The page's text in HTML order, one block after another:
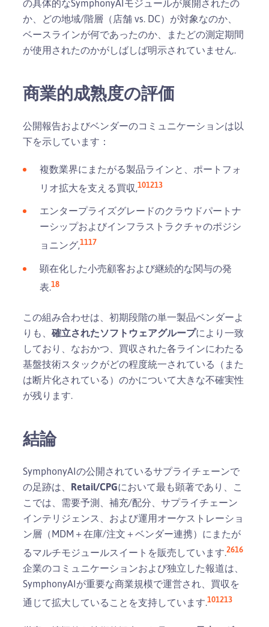
の具体的なSymphonyAIモジュールが展開されたの
か、どの地域/階層（店舗 vs. DC）が対象なのか、
ベースラインが何であったのか、またどの測定期間
が使用されたのかがしばしば明示されていません.
商業的成熟度の評価
公開報告およびベンダーのコミュニケーションは以
下を示しています：
複数業界にまたがる製品ラインと、ポートフォ
リオ拡大を支える買収,101213
エンタープライズグレードのクラウドパートナ
ーシップおよびインフラストラクチャのポジシ
ョニング,1117
顕在化した小売顧客および継続的な関与の発
表.18
この組み合わせは、初期段階の単一製品ベンダーよ
りも、 確立されたソフトウェアグループにより一致
しており、なおかつ、買収された各ラインにわたる
基盤技術スタックがどの程度統一されている（また
は断片化されている）のかについて大きな不確実性
が残ります.
結論
SymphonyAIの公開されているサプライチェーンで
の足跡は、 Retail/CPGにおいて最も顕著であり、こ
こでは、需要予測、補充/配分、サプライチェーン
インテリジェンス、および運用オーケストレーショ
ン層（MDM＋在庫/注文＋ベンダー連携）にまたが
るマルチモジュールスイートを販売しています.2616
企業のコミュニケーションおよび独立した報道は、
SymphonyAIが重要な商業規模で運営され、買収を
通じて拡大していることを支持しています.101213